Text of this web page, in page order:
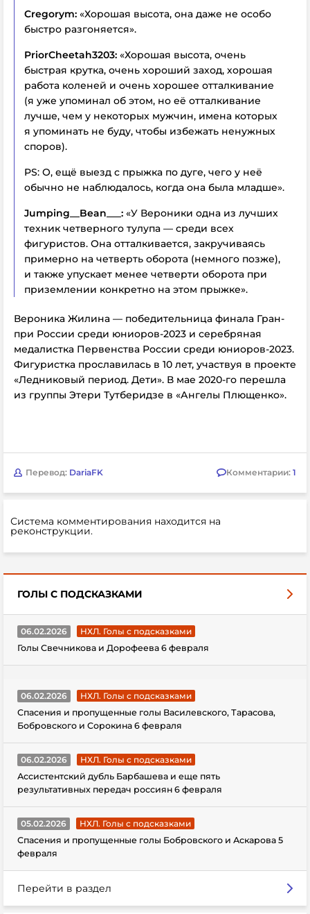
Cregorym: «Хорошая высота, она даже не особо
быстро разгоняется».
PriorCheetah3203: «Хорошая высота, очень
быстрая крутка, очень хороший заход, хорошая
работа коленей и очень хорошее отталкивание
(я уже упоминал об этом, но её отталкивание
лучше, чем у некоторых мужчин, имена которых
я упоминать не буду, чтобы избежать ненужных
споров).
PS: О, ещё выезд с прыжка по дуге, чего у неё
обычно не наблюдалось, когда она была младше».
Jumping__Bean___: «У Вероники одна из лучших
техник четверного тулупа — среди всех
фигуристов. Она отталкивается, закручиваясь
примерно на четверть оборота (немного позже),
и также упускает менее четверти оборота при
приземлении конкретно на этом прыжке».
Вероника Жилина — победительница финала Гран-
при России среди юниоров-2023 и серебряная
медалистка Первенства России среди юниоров-2023.
Фигуристка прославилась в 10 лет, участвуя в проекте
«Ледниковый период. Дети». В мае 2020-го перешла
из группы Этери Тутберидзе в «Ангелы Плющенко».
Перевод: DariaFK Комментарии: 1
Система комментирования находится на
реконструкции.
ГОЛЫ С ПОДСКАЗКАМИ
06.02.2026
НХЛ. Голы с подсказками
Голы Свечникова и Дорофеева 6 февраля
06.02.2026
НХЛ. Голы с подсказками
Спасения и пропущенные голы Василевского, Тарасова,
Бобровского и Сорокина 6 февраля
06.02.2026
НХЛ. Голы с подсказками
Ассистентский дубль Барбашева и еще пять
результативных передач россиян 6 февраля
05.02.2026
НХЛ. Голы с подсказками
Спасения и пропущенные голы Бобровского и Аскарова 5
февраля
Перейти в раздел